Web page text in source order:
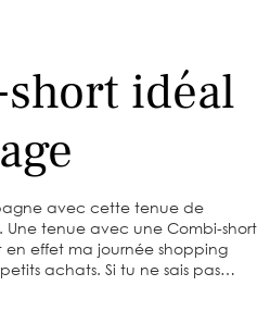
idéal
avec cette tenue de
tenue avec une Combi-short
effet ma journée shopping
achats. Si tu ne sais pas…